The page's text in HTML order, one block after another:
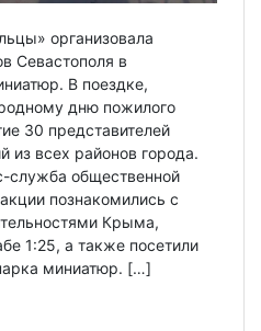
организовала
Севастополя в
В поездке,
дню пожилого
30 представителей
из всех районов города.
служба общественной
познакомились с
Крыма,
1:25, а также посетили
миниатюр. […]